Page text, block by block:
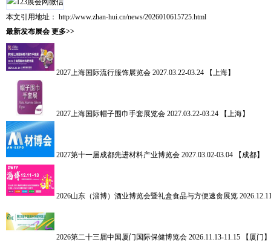
本文引用地址： http://www.zhan-hui.cn/news/2026010615725.html
最新发布展会 更多>>
2027上海国际流行服饰展览会 2027.03.22-03.24 【上海】
2027上海国际帽子围巾手套展览会 2027.03.22-03.24 【上海】
2027第十一届成都先进材料产业博览会 2027.03.02-03.04 【成都】
2026山东（淄博）酒业博览会暨礼盒食品与方便速食展览
2026第二十三届中国厦门国际保健博览会 2026.11.13-11.15 【厦门】